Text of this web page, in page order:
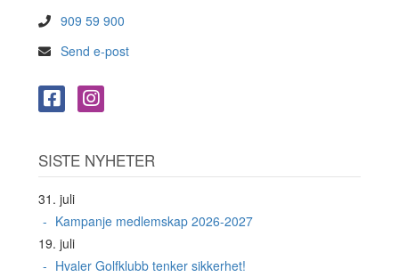
909 59 900
Send e-post
SISTE NYHETER
31. juli
Kampanje medlemskap 2026-2027
19. juli
Hvaler Golfklubb tenker sikkerhet!